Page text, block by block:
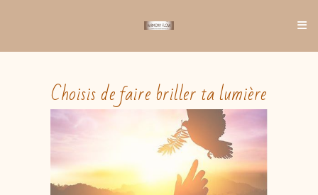
Choisis de faire briller ta lumière